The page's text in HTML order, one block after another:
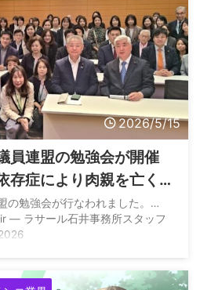
2026/5/15
員連盟の勉強会が開催
存症により肉親を亡く
方が登壇
の勉強会が行なわれました。…
— ラサール石井事務所スタッフ